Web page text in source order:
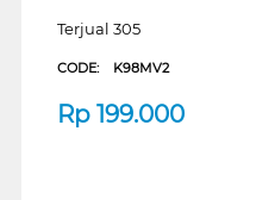
Terjual 305
CODE: K98MV2
Rp 199.000